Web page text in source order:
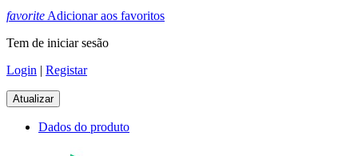
favoriteAdicionar aos favoritos
Tem de iniciar sesão
Login | Registar
Dados do produto